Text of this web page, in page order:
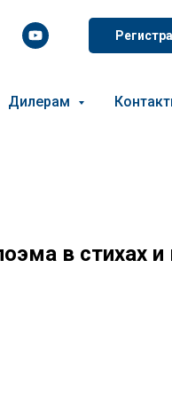
Дилерам
в стихах и